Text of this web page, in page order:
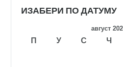
ИЗАБЕРИ ПО ДАТУМУ
август
П У С Ч